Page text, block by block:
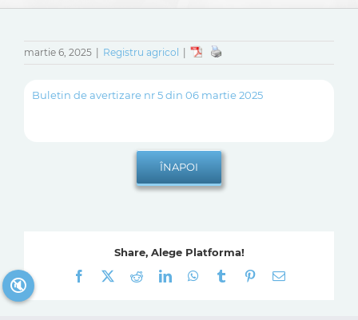
martie 6, 2025 Registru agricol
Buletin de avertizare nr 5 din 06 martie 2025
Share, Alege Platforma!
Facebook
RedditLinkedInWhatsApp
Tumblr Pinterest
E-
🔇